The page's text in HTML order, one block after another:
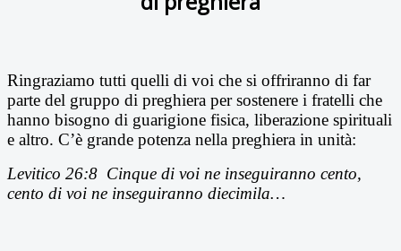
Ringraziamo tutti quelli di voi che si offriranno di far
parte del gruppo di preghiera per sostenere i fratelli che
hanno bisogno di guarigione fisica, liberazione spirituali
e altro. C’è grande potenza nella preghiera in unità:
Levitico 26:8 Cinque di voi ne inseguiranno cento,
cento di voi ne inseguiranno diecimila…